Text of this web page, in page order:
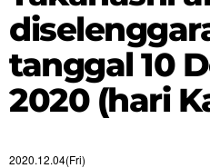
tanggal 10
2020 (hari
2020.12.04(Fri)